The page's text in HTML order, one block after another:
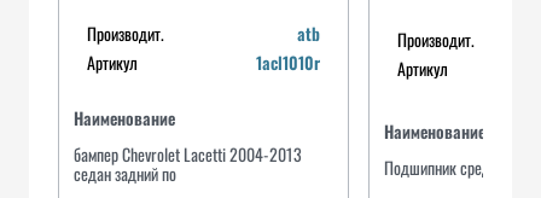
Производит.
atb
Артикул
1acl1010r
Наименование
бампер Chevrolet Lacetti 2004-2013
седан задний по
Производит.
Артикул
Наименование
Подшипник среднего